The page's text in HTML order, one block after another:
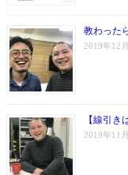
教わった
2019年12
【線引き
2019年11